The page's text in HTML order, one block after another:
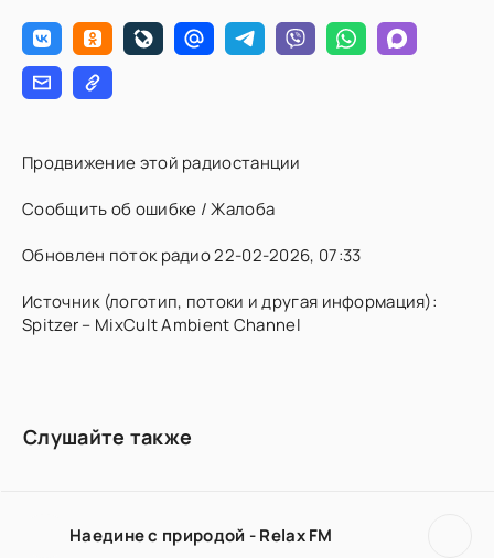
Продвижение этой радиостанции
Сообщить об ошибке / Жалоба
Обновлен поток радио 22-02-2026, 07:33
Источник (логотип, потоки и другая информация):
Spitzer – MixCult Ambient Channel
Слушайте также
Наедине с природой - Relax FM